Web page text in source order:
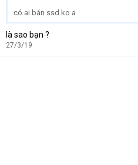
có ai bán ssd ko a
là sao bạn ?
27/3/19